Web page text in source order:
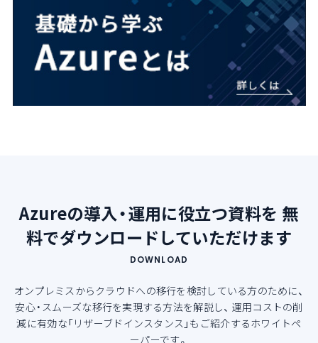
Azureの導入・運用に役立つ資料を 無
料でダウンロードしていただけます
DOWNLOAD
オンプレミスからクラウドへの移行を検討している方のために、
安心・スムーズな移行を実現する方法を解説し、 運用コストの削
減に有効な「リザーブドインスタンス」もご紹介するホワイトペ
ーパーです。